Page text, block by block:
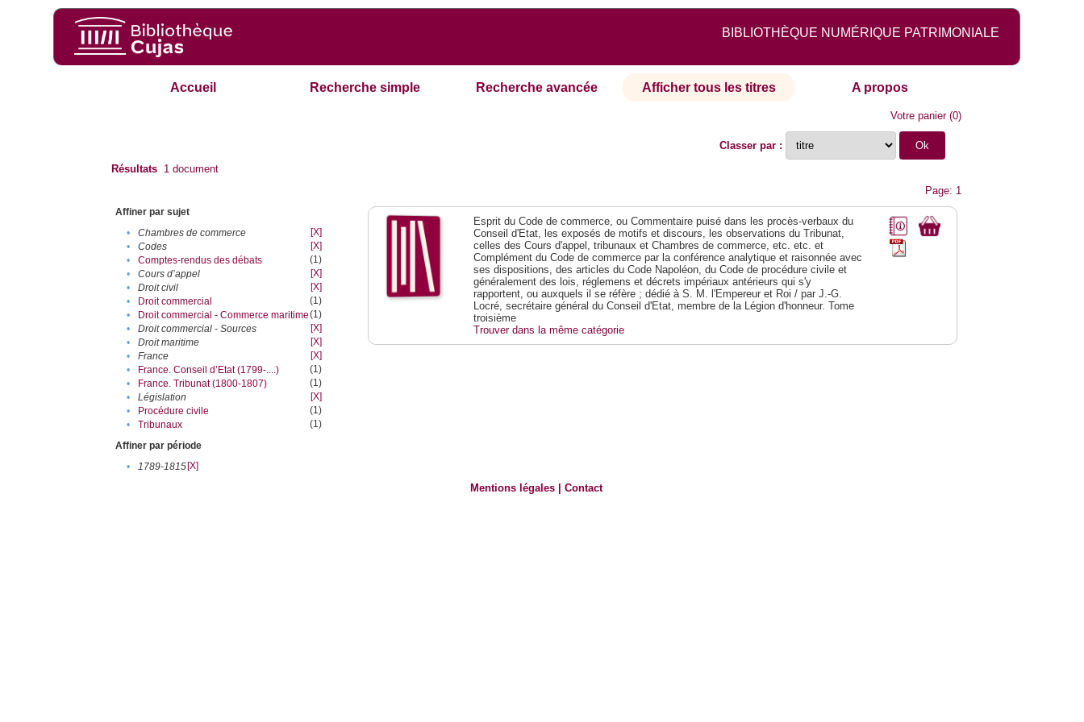
BIBLIOTHÈQUE NUMÉRIQUE PATRIMONIALE
Accueil Recherche simple Recherche avancée Afficher tous les titres A propos
Votre panier(0)
Classer par :
Résultats 1 document
Page: 1
Affiner par sujet
•
Chambres de commerce
[X]
•
Codes
[X]
•
Comptes-rendus des débats
(1)
•
Cours d’appel
[X]
•
Droit civil
[X]
•
Droit commercial
(1)
•
Droit commercial - Commerce maritime(1)
•
Droit commercial - Sources
[X]
•
Droit maritime
[X]
•
France
[X]
•
France. Conseil d’Etat (1799-....)
(1)
•
France. Tribunat (1800-1807)
(1)
•
Législation
[X]
•
Procédure civile
(1)
•
Tribunaux
(1)
Affiner par période
•
1789-1815[X]
Esprit du Code de commerce, ou Commentaire puisé dans les procès-verbaux du
Conseil d'Etat, les exposés de motifs et discours, les observations du Tribunat,
celles des Cours d'appel, tribunaux et Chambres de commerce, etc. etc. et
Complément du Code de commerce par la conférence analytique et raisonnée avec
ses dispositions, des articles du Code Napoléon, du Code de procédure civile et
généralement des lois, réglemens et décrets impériaux antérieurs qui s'y
rapportent, ou auxquels il se réfère ; dédié à S. M. l'Empereur et Roi / par J.-G.
Locré, secrétaire général du Conseil d'Etat, membre de la Légion d'honneur. Tome
troisième
Trouver dans la même catégorie
Mentions légales |Contact